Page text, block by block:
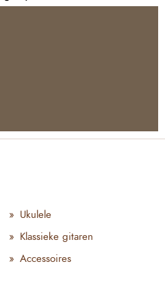
Ukulele
Klassieke gitaren
Accessoires